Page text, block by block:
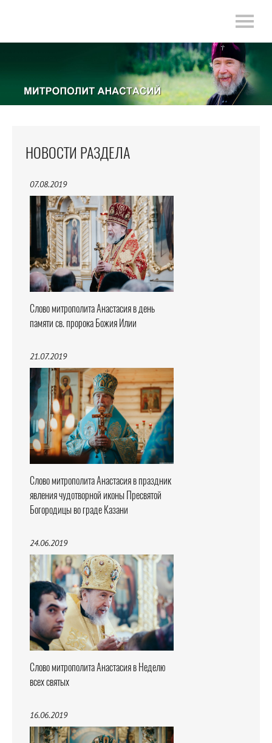
НОВОСТИ РАЗДЕЛА
07.08.2019
Слово митрополита Анастасия в день
памяти св. пророка Божия Илии
21.07.2019
Слово митрополита Анастасия в праздник
явления чудотворной иконы Пресвятой
Богородицы во граде Казани
24.06.2019
Слово митрополита Анастасия в Неделю
всех святых
16.06.2019